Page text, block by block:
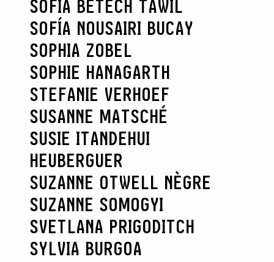
SOFÍA BETECH TAWIL
SOFÍA NOUSAIRI BUCAY
SOPHIA ZOBEL
SOPHIE HANAGARTH
STEFANIE VERHOEF
SUSANNE MATSCHÉ
SUSIE ITANDEHUI
HEUBERGUER
SUZANNE OTWELL NÈGRE
SUZANNE SOMOGYI
SVETLANA PRIGODITCH
SYLVIA BURGOA